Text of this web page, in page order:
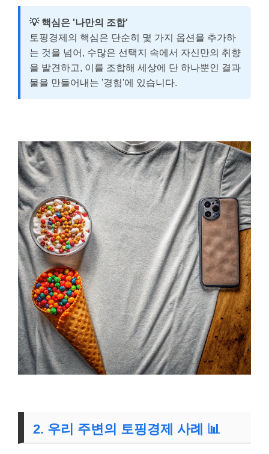
💡 핵심은 '나만의 조합'
토핑경제의 핵심은 단순히 몇 가지 옵션을 추가하
는 것을 넘어, 수많은 선택지 속에서 자신만의 취향
을 발견하고, 이를 조합해 세상에 단 하나뿐인 결과
물을 만들어내는 '경험'에 있습니다.
2. 우리 주변의 토핑경제 사례 📊